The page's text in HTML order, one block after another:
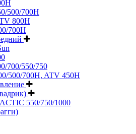
500/700H
800H
700H
700/550/750
500/700H, ATV 450H
550/750/1000